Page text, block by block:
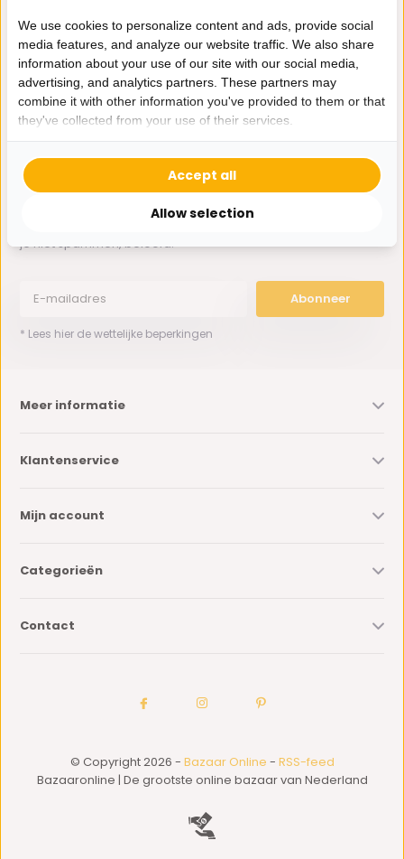
Whatsapp ons
0162-231130
klantenservice@bazaaronline.nl
Ontvang de nieuwste aanbiedingen en promoties. We zullen
je niet spammen, beloofd.
Abonneer
* Lees hier de wettelijke beperkingen
Meer informatie
Klantenservice
Mijn account
Categorieën
Contact
© Copyright 2026 - Bazaar Online - RSS-feed
Bazaaronline | De grootste online bazaar van Nederland
We use cookies to personalize content and ads, provide social
media features, and analyze our website traffic. We also share
information about your use of our site with our social media,
advertising, and analytics partners. These partners may
combine it with other information you've provided to them or that
they've collected from your use of their services.
Allow selection
Accept all